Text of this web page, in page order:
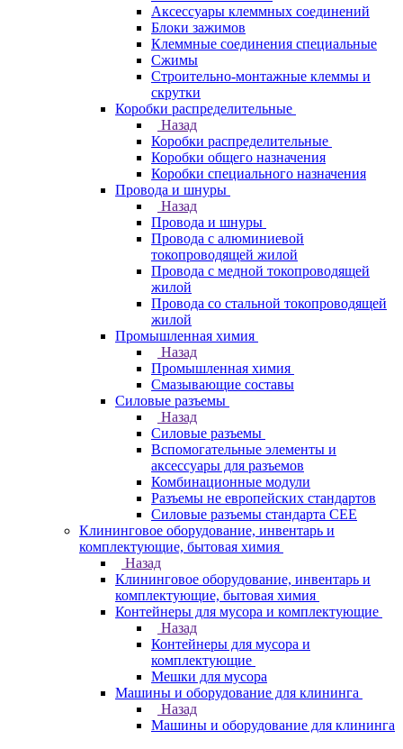
Аксессуары клеммных соединений
Блоки зажимов
Клеммные соединения специальные
Сжимы
Строительно-монтажные клеммы и
скрутки
Коробки распределительные
Назад
Коробки распределительные
Коробки общего назначения
Коробки специального назначения
Провода и шнуры
Назад
Провода и шнуры
Провода с алюминиевой
токопроводящей жилой
Провода с медной токопроводящей
жилой
Провода со стальной токопроводящей
жилой
Промышленная химия
Назад
Промышленная химия
Смазывающие составы
Силовые разъемы
Назад
Силовые разъемы
Вспомогательные элементы и
аксессуары для разъемов
Комбинационные модули
Разъемы не европейских стандартов
Силовые разъемы стандарта CEE
Клининговое оборудование, инвентарь и
комплектующие, бытовая химия
Назад
Клининговое оборудование, инвентарь и
комплектующие, бытовая химия
Контейнеры для мусора и комплектующие
Назад
Контейнеры для мусора и
комплектующие
Мешки для мусора
Машины и оборудование для клининга
Назад
Машины и оборудование для клининга